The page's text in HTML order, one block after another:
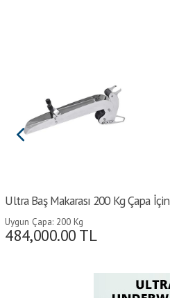
Ultra Baş Makarası 200 Kg Çapa İçin
Uygun Çapa: 200 Kg
484,000.00 TL